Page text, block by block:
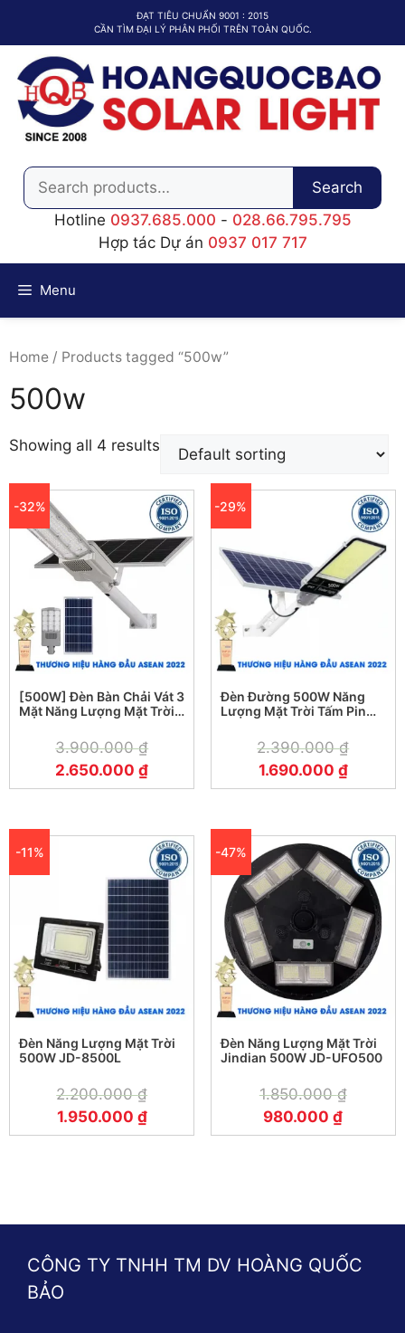
dung
ĐẠT TIÊU CHUẨN 9001 : 2015
CẦN TÌM ĐẠI LÝ PHÂN PHỐI TRÊN TOÀN QUỐC.
Search
for:
Search
Hotline 0937.685.000 - 028.66.795.795
Hợp tác Dự án 0937 017 717
Menu
Home / Products tagged “500w”
500w
Showing all 4 results
-32%
[500W] Đèn Bàn Chải Vát 3
Mặt Năng Lượng Mặt Trời
3.900.000₫
2.650.000₫
-29%
Đèn Đường 500W Năng
Lượng Mặt Trời Tấm Pin
2.390.000₫
1.690.000 ₫
-11%
Đèn Năng Lượng Mặt Trời
500W JD-8500L
2.200.000₫
1.950.000 ₫
-47%
Đèn Năng Lượng Mặt Trời
Jindian 500W JD-UFO500
1.850.000₫
980.000₫
CÔNG TY TNHH TM DV HOÀNG QUỐC
BẢO